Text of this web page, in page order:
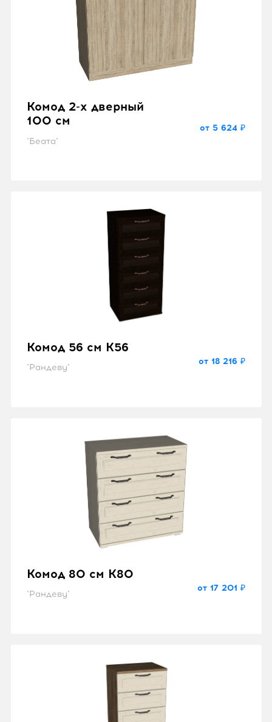
Комод 2-х дверный
100 см
"Беата"
от 5 624 ₽
Комод 56 см K56
"Рандеву"
от 18 216 ₽
Комод 80 см K80
"Рандеву"
от 17 201 ₽